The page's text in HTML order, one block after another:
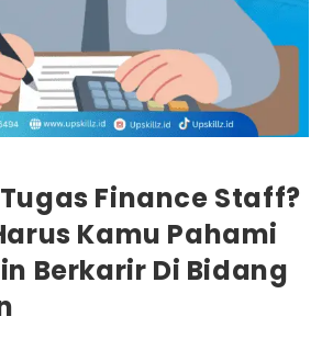
Finance Staff?
Kamu Pahami
Berkarir Di Bidang